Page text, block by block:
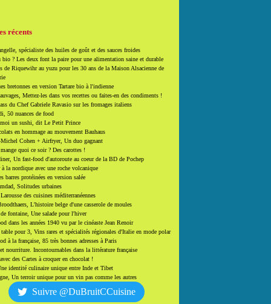
récents
spécialiste des huiles de goût et des sauces froides
bio ? Les deux font la paire pour une alimentation saine et durable
de Riquewihr au yuzu pour les 30 ans de la Maison Alsacienne de
bretonnes en version Tartare bio à l'indienne
Mettez-les dans vos recettes ou faites-en des condiments !
du Chef Gabriele Ravasio sur les fromages italiens
50 nuances de food
moi un sushi, dit Le Petit Prince
en hommage au mouvement Bauhaus
Michel Cohen + Airfryer, Un duo gagnant
quoi ce soir ? Des carottes !
Un fast-food d'autoroute au coeur de la BD de Pochep
la nordique avec une roche volcanique
barres protéinées en version salée
Solitudes urbaines
des cuisines méditerranéennes
L'histoire belge d'une casserole de moules
fontaine, Une salade pour l'hiver
dans les années 1940 vu par le cinéaste Jean Renoir
pour 3, Vins rares et spécialités régionales d'Italie en mode polar
à la française, 85 très bonnes adresses à Paris
nourriture. Incontournables dans la littérature française
des Cartes à croquer en chocolat !
identité culinaire unique entre Inde et Tibet
Un terroir unique pour un vin pas comme les autres
Suivre @DuBruitCCuisine